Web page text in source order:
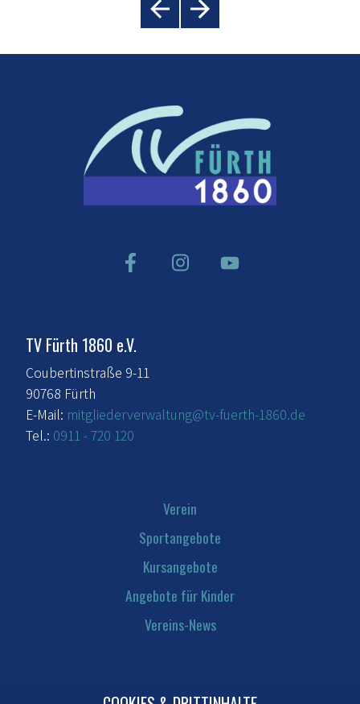
TV Fürth 1860 e.V.
Coubertinstraße 9-11
90768 Fürth
E-Mail: mitgliederverwaltung@tv-fuerth-1860.de
Tel.: 0911 - 720 120
Verein
Sportangebote
Kursangebote
Angebote für Kinder
Vereins-News